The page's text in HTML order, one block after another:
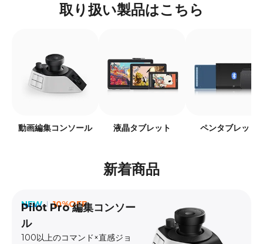
取り扱い製品はこちら
動画編集コンソール 液晶タブレット ペンタブレット
新着商品
NEW 10%OFF
Pilot Pro 編集コンソー
ル
100以上のコマンド×直感ジョ